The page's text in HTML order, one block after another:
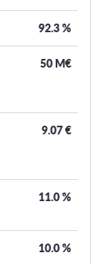
92.3%
50 M€
9.07€
11.0%
10.0%